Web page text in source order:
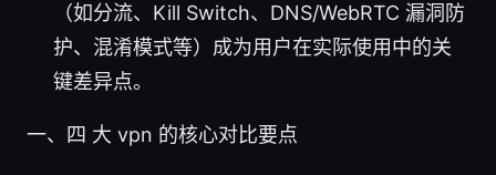
（如分流、Kill Switch、DNS/WebRTC 漏洞防
护、混淆模式等）成为用户在实际使用中的关
键差异点。
一、四 大 vpn 的核心对比要点